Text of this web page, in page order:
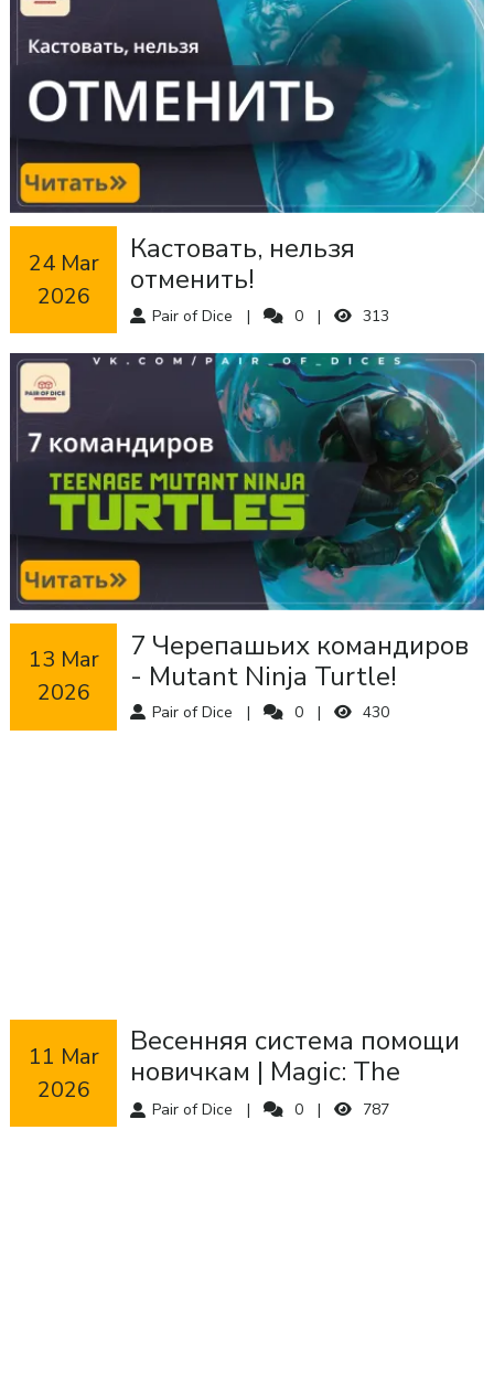
Pair of Dice 0 313
2026
Кастовать, нельзя
отменить!
Pair of Dice 0 430
2026
7 Черепашьих командиров
- Mutant Ninja Turtle!
Pair of Dice 0 787
2026
Весенняя система помощи
новичкам | Magic: The
Gathering